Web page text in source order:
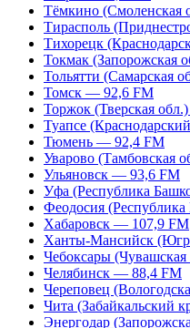
Тёмкино (Смоленская
Тирасполь
Тихорецк
Токмак (Запорожская
Тольятти (Самарская
Томск — 92,6 FM
Торжок (Тверская
Туапсе
Тюмень — 92,4 FM
Уварово (Тамбовская
Ульяновск — 93,6 FM
Уфа (Республика
Феодосия
Хабаровск — 107,9 FM
Ханты-Мансийск
Чебоксары
Челябинск — 88,4 FM
Череповец
Чита (Забайкальский
Энергодар